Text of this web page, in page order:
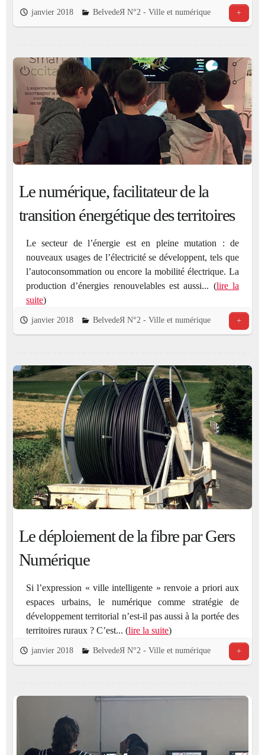
janvier 2018 BelvedeЯ N°2 - Ville et numérique +
Le numérique, facilitateur de la
transition énergétique des territoires
Le secteur de l’énergie est en pleine mutation : de
nouveaux usages de l’électricité se développent, tels que
l’autoconsommation ou encore la mobilité électrique. La
production d’énergies renouvelables est aussi... (lire la
suite)
janvier 2018 BelvedeЯ N°2 - Ville et numérique +
Le déploiement de la fibre par Gers
Numérique
Si l’expression « ville intelligente » renvoie a priori aux
espaces urbains, le numérique comme stratégie de
développement territorial n’est-il pas aussi à la portée des
territoires ruraux ? C’est... (lire la suite)
janvier 2018 BelvedeЯ N°2 - Ville et numérique +